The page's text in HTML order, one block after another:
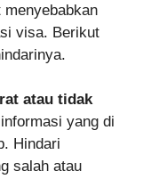
menyebabkan
visa. Berikut
atau tidak
yang di
Hindari
salah atau